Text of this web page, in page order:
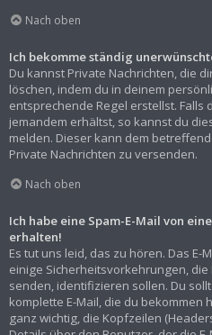
Nach oben
Ich bekomme ständig
Du kannst Private Nachrichten, die
löschen, indem du in deinem
entsprechende Regel erstellst. Falls
jemandem erhältst, so kannst du
melden. Dieser kann dem
Private Nachrichten zu versenden.
Nach oben
Ich habe eine Spam-E-Mail von
erhalten!
Es tut uns leid, das zu hören. Das E-
einige Sicherheitsvorkehrungen,
senden, identifizieren sollen. Du
komplette E-Mail, die du bekommen
ganz wichtig, die Kopfzeilen